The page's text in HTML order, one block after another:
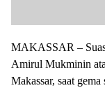
MAKASSAR –
Amirul Mukminin
Makassar, saat